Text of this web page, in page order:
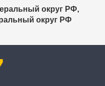
округ РФ,
округ РФ